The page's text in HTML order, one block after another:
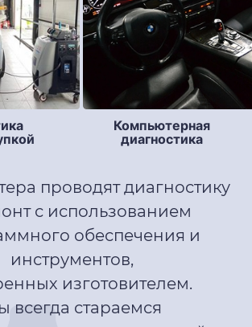
Компьютерная
диагностика
проводят диагностику
с использованием
обеспечения и
инструментов,
изготовителем.
всегда стараемся